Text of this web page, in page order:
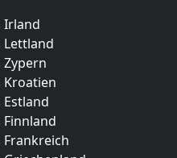
Irland
Lettland
Kroatien